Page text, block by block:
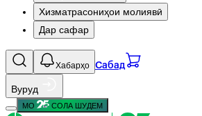
Хизматрасониҳои молиявӣ
Дар сафар
Хабарҳо Сабад
Вуруд
МО СОЛА ШУДЕМ